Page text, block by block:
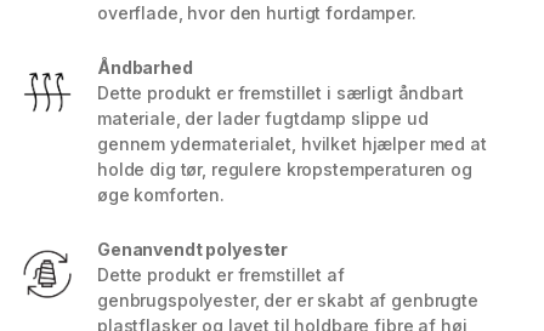
overflade, hvor den hurtigt fordamper.
Åndbarhed
Dette produkt er fremstillet i særligt åndbart
materiale, der lader fugtdamp slippe ud
gennem ydermaterialet, hvilket hjælper med at
holde dig tør, regulere kropstemperaturen og
øge komforten.
Genanvendt polyester
Dette produkt er fremstillet af
genbrugspolyester, der er skabt af genbrugte
plastflasker og lavet til holdbare fibre af høj